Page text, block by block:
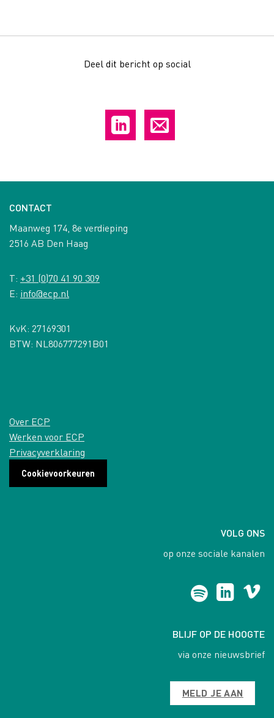
Deel dit bericht op social
CONTACT
Maanweg 174, 8e verdieping
2516 AB Den Haag
T: +31 (0)70 41 90 309
E: info@ecp.nl
KvK: 27169301
BTW: NL806777291B01
Over ECP
Werken voor ECP
Privacyverklaring
Cookievoorkeuren
VOLG ONS
op onze sociale kanalen
BLIJF OP DE HOOGTE
via onze nieuwsbrief
MELD JE AAN